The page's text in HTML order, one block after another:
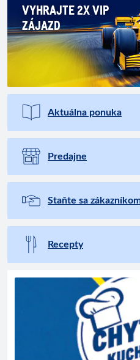
VYHRAJTE 2X VIP
ZÁJAZD
Aktuálna ponuka
Predajne
Staňte sa
Recepty